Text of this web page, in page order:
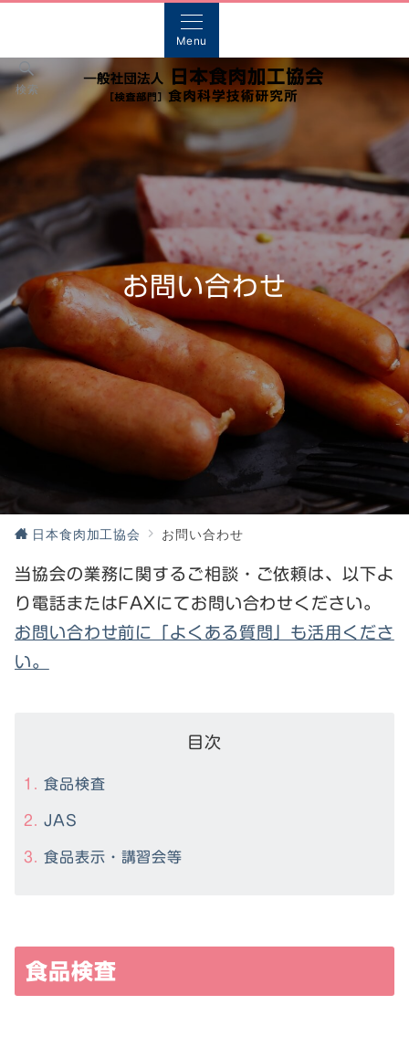
Menu
検索
お問い合わせ
日本食肉加工協会 お問い合わせ
当協会の業務に関するご相談・ご依頼は、以下よ
り電話またはFAXにてお問い合わせください。
お問い合わせ前に「よくある質問」も活用くださ
い。
目次
食品検査
JAS
食品表示・講習会等
食品検査